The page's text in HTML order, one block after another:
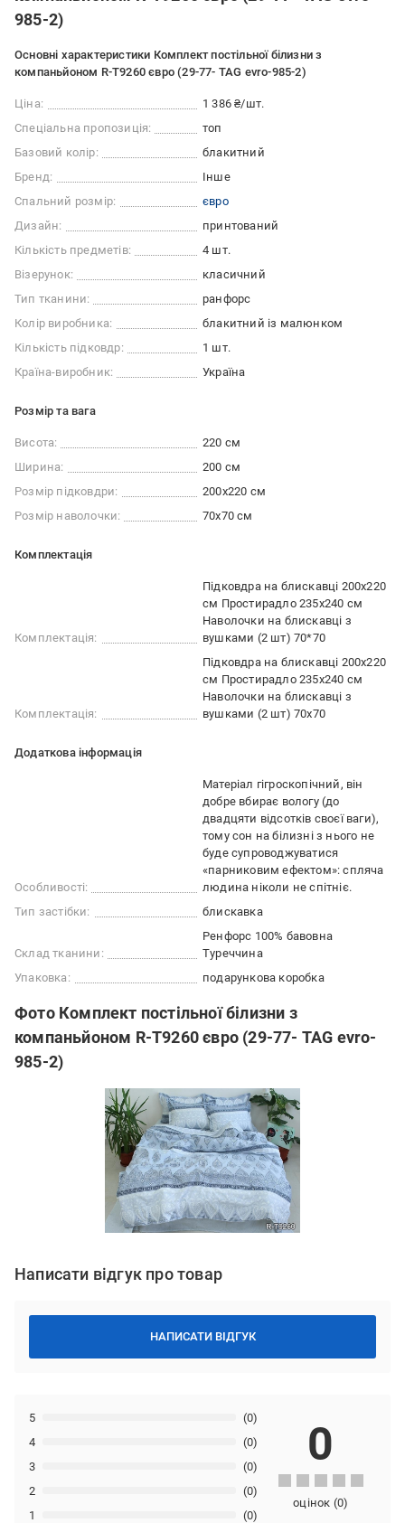
985-2)
Основні характеристики Комплект постільної білизни з
компаньйоном R-T9260 євро (29-77- TAG evro-985-2)
Ціна:
1 386 ₴/шт.
Спеціальна пропозиція:
топ
Базовий колір:
блакитний
Бренд:
Інше
Спальний розмір:
євро
Дизайн:
принтований
Кількість предметів:
4 шт.
Візерунок:
класичний
Тип тканини:
ранфорс
Колір виробника:
блакитний із малюнком
Кількість підковдр:
1 шт.
Країна-виробник:
Україна
Розмір та вага
Висота:
220 см
Ширина:
200 см
Розмір підковдри:
200x220 см
Розмір наволочки:
70x70 см
Комплектація
Комплектація:
Підковдра на блискавці 200x220
см Простирадло 235x240 см
Наволочки на блискавці з
вушками (2 шт) 70*70
Комплектація:
Підковдра на блискавці 200x220
см Простирадло 235x240 см
Наволочки на блискавці з
вушками (2 шт) 70x70
Додаткова інформація
Особливості:
Матеріал гігроскопічний, він
добре вбирає вологу (до
двадцяти відсотків своєї ваги),
тому сон на білизні з нього не
буде супроводжуватися
«парниковим ефектом»: спляча
людина ніколи не спітніє.
Тип застібки:
блискавка
Склад тканини:
Ренфорс 100% бавовна
Туреччина
Упаковка:
подарункова коробка
Фото Комплект постільної білизни з
компаньйоном R-T9260 євро (29-77- TAG evro-
985-2)
Написати відгук про товар
НАПИСАТИ ВІДГУК
1 (0)
2 (0)
3 (0)
4 (0)
5 (0)
0
оцінок (0)